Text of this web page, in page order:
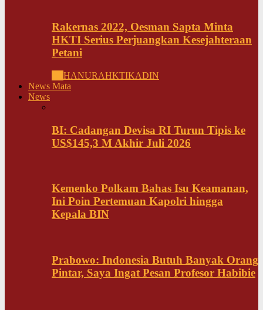
Rakernas 2022, Oesman Sapta Minta
HKTI Serius Perjuangkan Kesejahteraan
Petani
HANURAHKTIKADIN
News Mata
News
BI: Cadangan Devisa RI Turun Tipis ke
US$145,3 M Akhir Juli 2026
Kemenko Polkam Bahas Isu Keamanan,
Ini Poin Pertemuan Kapolri hingga
Kepala BIN
Prabowo: Indonesia Butuh Banyak Orang
Pintar, Saya Ingat Pesan Profesor Habibie